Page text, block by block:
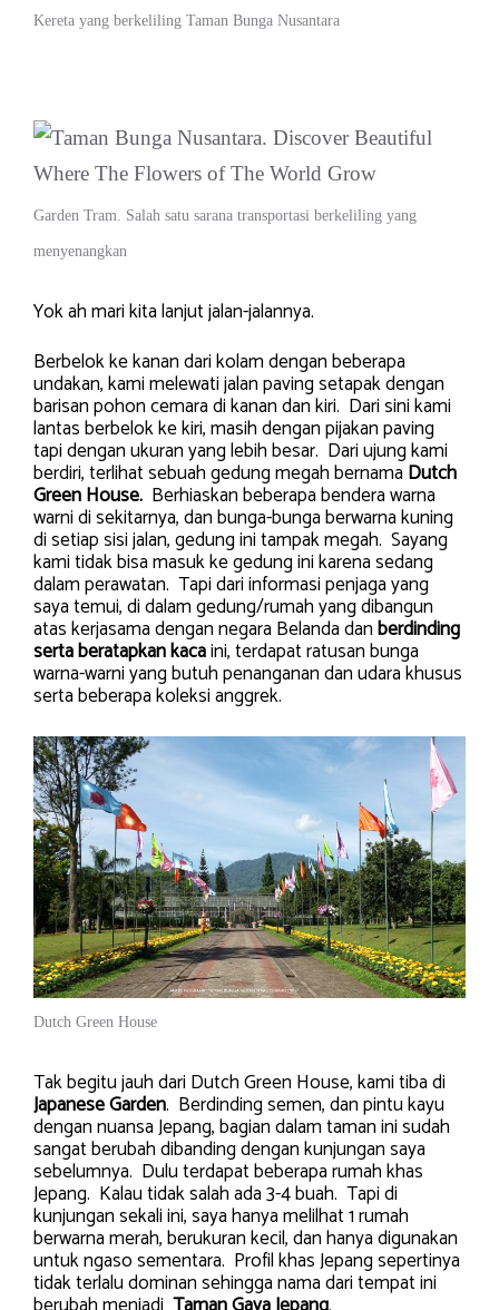
Kereta yang berkeliling Taman Bunga Nusantara
Garden Tram. Salah satu sarana transportasi berkeliling yang
menyenangkan
Yok ah mari kita lanjut jalan-jalannya.
Berbelok ke kanan dari kolam dengan beberapa
undakan, kami melewati jalan paving setapak dengan
barisan pohon cemara di kanan dan kiri. Dari sini kami
lantas berbelok ke kiri, masih dengan pijakan paving
tapi dengan ukuran yang lebih besar. Dari ujung kami
berdiri, terlihat sebuah gedung megah bernama Dutch
Green House. Berhiaskan beberapa bendera warna
warni di sekitarnya, dan bunga-bunga berwarna kuning
di setiap sisi jalan, gedung ini tampak megah. Sayang
kami tidak bisa masuk ke gedung ini karena sedang
dalam perawatan. Tapi dari informasi penjaga yang
saya temui, di dalam gedung/rumah yang dibangun
atas kerjasama dengan negara Belanda danberdinding
serta beratapkan kacaini, terdapat ratusan bunga
warna-warni yang butuh penanganan dan udara khusus
serta beberapa koleksi anggrek.
Dutch Green House
Tak begitu jauh dari Dutch Green House, kami tiba di
Japanese Garden. Berdinding semen, dan pintu kayu
dengan nuansa Jepang, bagian dalam taman ini sudah
sangat berubah dibanding dengan kunjungan saya
sebelumnya. Dulu terdapat beberapa rumah khas
Jepang. Kalau tidak salah ada 3-4 buah. Tapi di
kunjungan sekali ini, saya hanya melilhat 1 rumah
berwarna merah, berukuran kecil, dan hanya digunakan
untuk ngaso sementara. Profil khas Jepang sepertinya
tidak terlalu dominan sehingga nama dari tempat ini